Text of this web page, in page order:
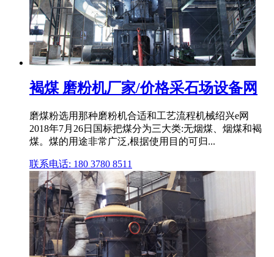
褐煤 磨粉机厂家/价格采石场设备网
磨煤粉选用那种磨粉机合适和工艺流程机械绍兴e网
2018年7月26日国标把煤分为三大类:无烟煤、烟煤和褐
煤。煤的用途非常广泛,根据使用目的可归...
联系电话: 180 3780 8511